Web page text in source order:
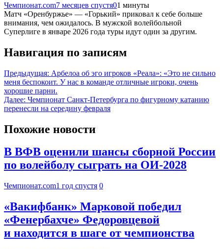
Чемпионат.com7 месяцев спустя01 минуты
Матч «Оренбуржье» — «Горький» приковал к себе больше
внимания, чем ожидалось. В мужской волейбольной
Суперлиге в январе 2026 года туры идут один за другим.
Навигация по записям
Предыдущая: Арбелоа об эго игроков «Реала»: «Это не сильно
меня беспокоит. У нас в команде отличные игроки, очень
хорошие парни.
Далее: Чемпионат Санкт‑Петербурга по фигурному катанию
перенесли на середину февраля
Похожие новости
В ВФВ оценили шансы сборной России
по волейболу сыграть на ОИ-2028
Чемпионат.com1 год спустя 0
«Вакифбанк» Марковой победил
«Фенербахче» Федоровцевой
и находится в шаге от чемпионства